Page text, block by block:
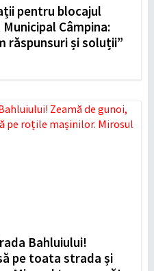
pentru blocajul
Câmpina:
răspunsuri și soluții”
Bahluiului!
pe toata strada și